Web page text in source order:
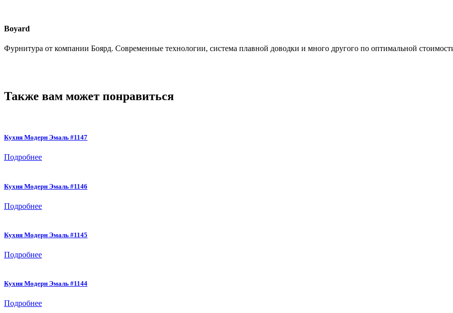
Boyard
Фурнитура от компании Боярд. Современные технологии, система плавной доводки и много другого по оптимальной
Также вам может понравиться
Кухня Модерн Эмаль #1147
Подробнее
Кухня Модерн Эмаль #1146
Подробнее
Кухня Модерн Эмаль #1145
Подробнее
Кухня Модерн Эмаль #1144
Подробнее